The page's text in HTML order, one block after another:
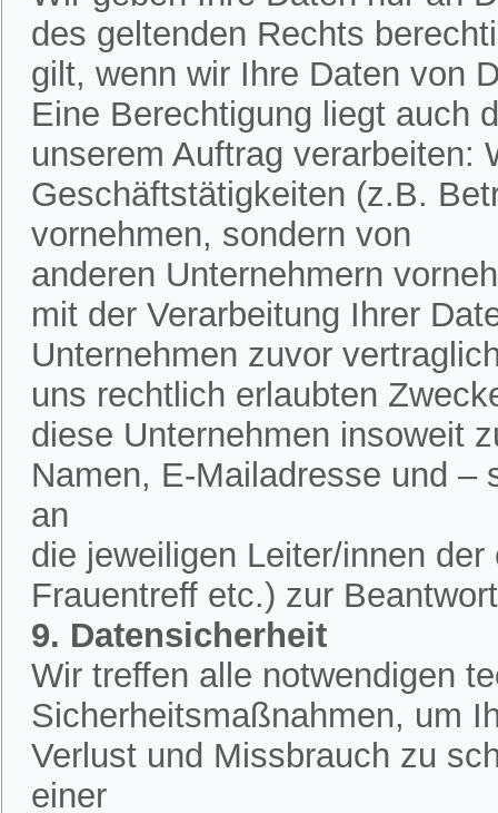
des geltenden Rechts
gilt, wenn wir Ihre Daten von
Eine Berechtigung liegt auch
unserem Auftrag verarbeiten:
Geschäftstätigkeiten (z.B.
vornehmen, sondern von
anderen Unternehmern
mit der Verarbeitung Ihrer
Unternehmen zuvor
uns rechtlich erlaubten
diese Unternehmen insoweit
Namen, E-Mailadresse und –
an
die jeweiligen Leiter/innen
Frauentreff etc.) zur
9. Datensicherheit
Wir treffen alle notwendigen
Sicherheitsmaßnahmen, um
Verlust und Missbrauch zu
einer